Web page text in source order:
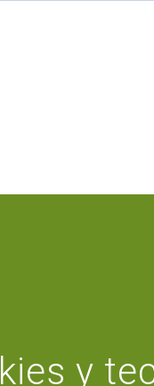
y